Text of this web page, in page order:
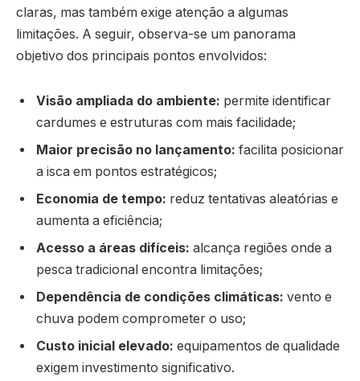
claras, mas também exige atenção a algumas
limitações. A seguir, observa-se um panorama
objetivo dos principais pontos envolvidos:
Visão ampliada do ambiente: permite identificar
cardumes e estruturas com mais facilidade;
Maior precisão no lançamento: facilita posicionar
a isca em pontos estratégicos;
Economia de tempo: reduz tentativas aleatórias e
aumenta a eficiência;
Acesso a áreas difíceis: alcança regiões onde a
pesca tradicional encontra limitações;
Dependência de condições climáticas: vento e
chuva podem comprometer o uso;
Custo inicial elevado: equipamentos de qualidade
exigem investimento significativo.